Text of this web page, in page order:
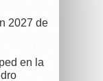
2027 de
en la